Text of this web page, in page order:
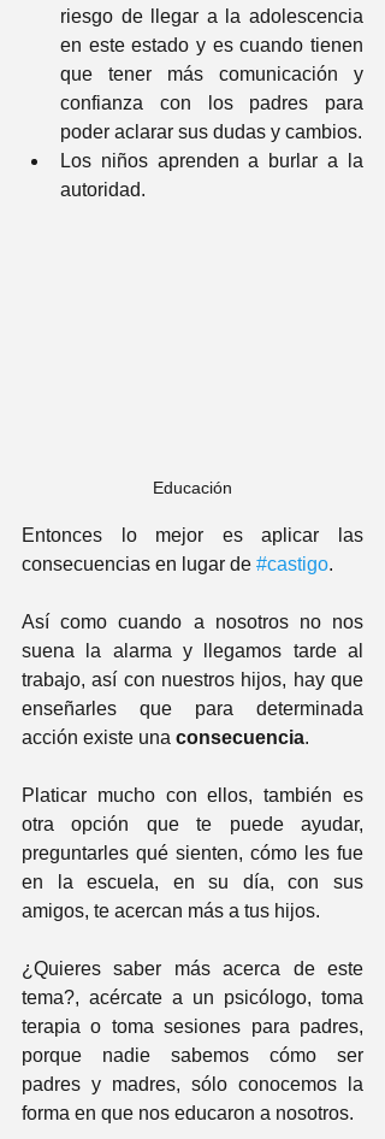
riesgo de llegar a la adolescencia
en este estado y es cuando tienen
que tener más comunicación y
confianza con los padres para
poder aclarar sus dudas y cambios.
Los niños aprenden a burlar a la
autoridad.
Educación
Entonces lo mejor es aplicar las
consecuencias en lugar de #castigo.
Así como cuando a nosotros no nos
suena la alarma y llegamos tarde al
trabajo, así con nuestros hijos, hay que
enseñarles que para determinada
acción existe una consecuencia.
Platicar mucho con ellos, también es
otra opción que te puede ayudar,
preguntarles qué sienten, cómo les fue
en la escuela, en su día, con sus
amigos, te acercan más a tus hijos.
¿Quieres saber más acerca de este
tema?, acércate a un psicólogo, toma
terapia o toma sesiones para padres,
porque nadie sabemos cómo ser
padres y madres, sólo conocemos la
forma en que nos educaron a nosotros.